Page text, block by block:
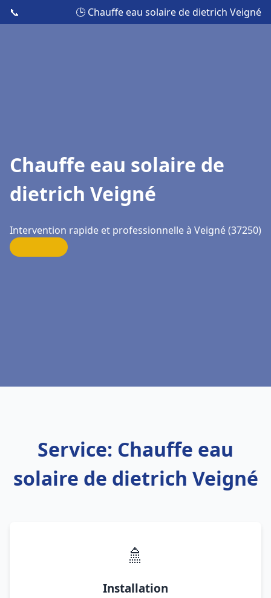
📞 🕒 Chauffe eau solaire de dietrich Veigné
Chauffe eau solaire de
dietrich Veigné
Intervention rapide et professionnelle à Veigné (37250)
Service: Chauffe eau
solaire de dietrich Veigné
🚿
Installation